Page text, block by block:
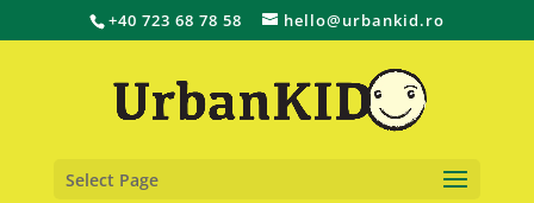
+40 723 68 78 58 hello@urbankid.ro
Select Page